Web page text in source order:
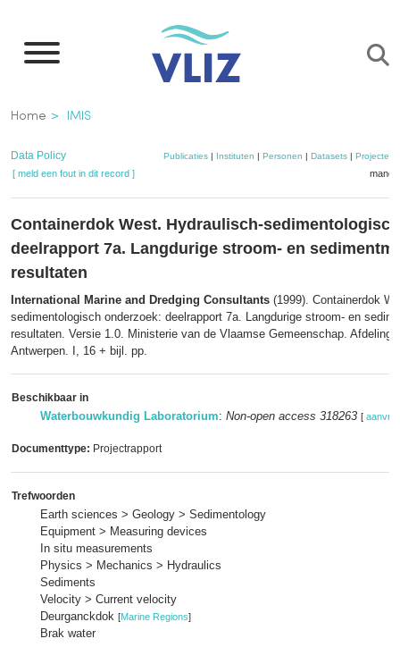
naar
inhoud
gaan
Kruimelpad
Home IMIS
Data Policy Publicaties | Instituten | Personen | Datasets | Projecten
[ meld een fout in dit record ]
Containerdok West. Hydraulisch-
deelrapport 7a. Langdurige stroom- en
resultaten
International Marine and Dredging Consultants (1999). Containerdok
sedimentologisch onderzoek: deelrapport 7a. Langdurige stroom- en
resultaten. Versie 1.0. Ministerie van de Vlaamse Gemeenschap. Afdeling
Antwerpen. I, 16 + bijl. pp.
Beschikbaar in
Waterbouwkundig Laboratorium: Non-open access 318263 [
Documenttype: Projectrapport
Trefwoorden
Earth sciences > Geology > Sedimentology
Equipment > Measuring devices
In situ measurements
Physics > Mechanics > Hydraulics
Sediments
Velocity > Current velocity
Deurganckdok [Marine Regions]
Brak water